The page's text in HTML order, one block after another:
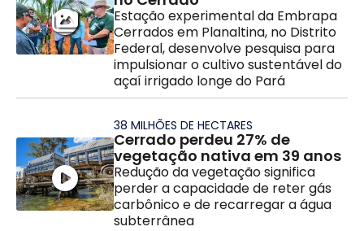
Estação experimental da Embrapa
Cerrados em Planaltina, no Distrito
Federal, desenvolve pesquisa para
impulsionar o cultivo sustentável do
açaí irrigado longe do Pará
38 MILHÕES DE HECTARES
Cerrado perdeu 27% de
vegetação nativa em 39 anos
Redução da vegetação significa
perder a capacidade de reter gás
carbônico e de recarregar a água
subterrânea